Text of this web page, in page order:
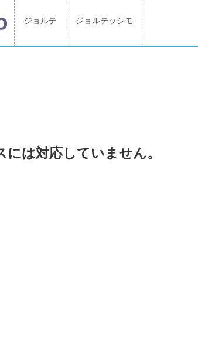
ジョルテ ジョルテッシモ
は対応していません。